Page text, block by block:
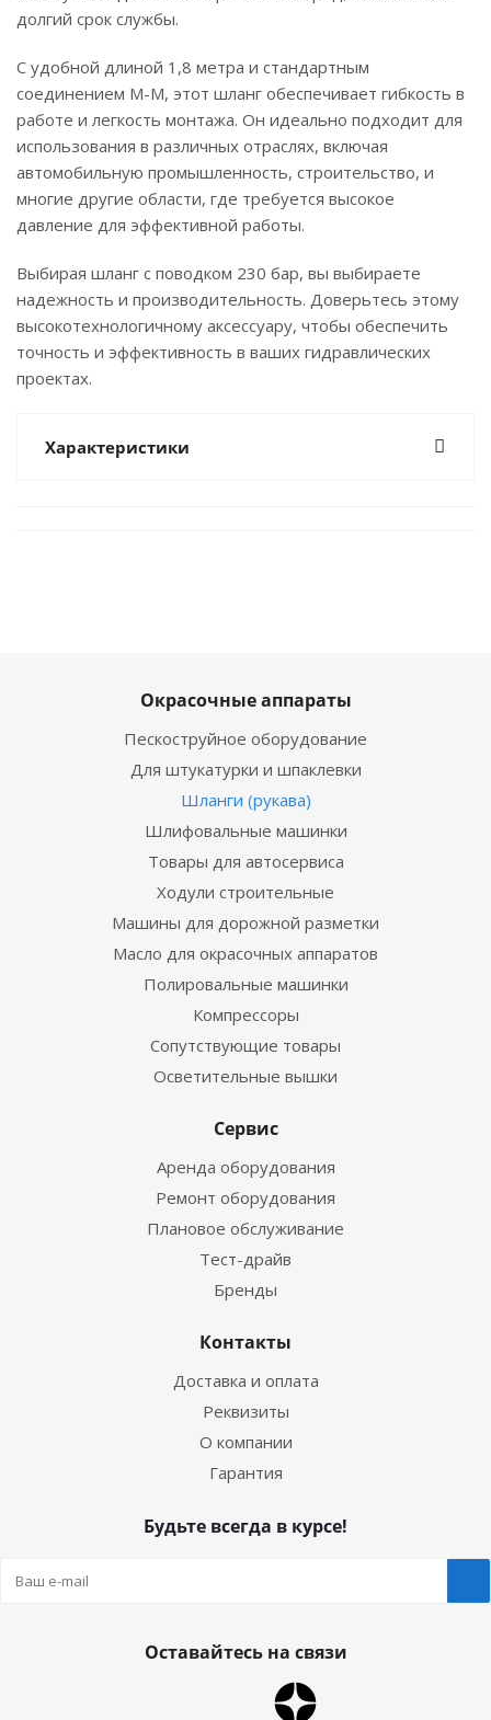
долгий срок службы.
С удобной длиной 1,8 метра и стандартным
соединением М-М, этот шланг обеспечивает гибкость в
работе и легкость монтажа. Он идеально подходит для
использования в различных отраслях, включая
автомобильную промышленность, строительство, и
многие другие области, где требуется высокое
давление для эффективной работы.
Выбирая шланг с поводком 230 бар, вы выбираете
надежность и производительность. Доверьтесь этому
высокотехнологичному аксессуару, чтобы обеспечить
точность и эффективность в ваших гидравлических
проектах.
Характеристики
Окрасочные аппараты
Пескоструйное оборудование
Для штукатурки и шпаклевки
Шланги (рукава)
Шлифовальные машинки
Товары для автосервиса
Ходули строительные
Машины для дорожной разметки
Масло для окрасочных аппаратов
Полировальные машинки
Компрессоры
Сопутствующие товары
Осветительные вышки
Сервис
Аренда оборудования
Ремонт оборудования
Плановое обслуживание
Тест-драйв
Бренды
Контакты
Доставка и оплата
Реквизиты
О компании
Гарантия
Будьте всегда в курсе!
Оставайтесь на связи